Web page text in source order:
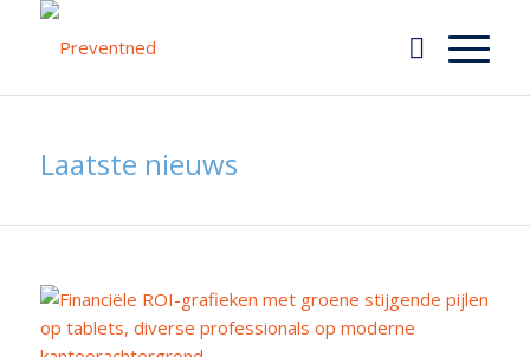
Laatste nieuws